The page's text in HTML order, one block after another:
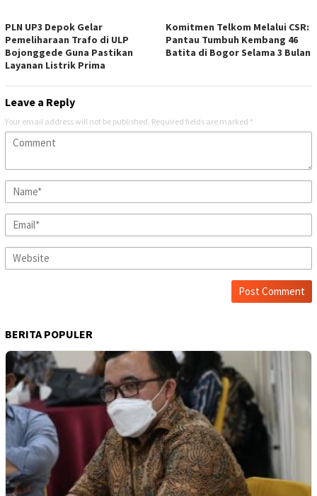
PLN UP3 Depok Gelar
Pemeliharaan Trafo di ULP
Bojonggede Guna Pastikan
Layanan Listrik Prima
Komitmen Telkom Melalui CSR:
Pantau Tumbuh Kembang 46
Batita di Bogor Selama 3 Bulan
Leave a Reply
Your email address will not be published. Required fields are marked *
BERITA POPULER